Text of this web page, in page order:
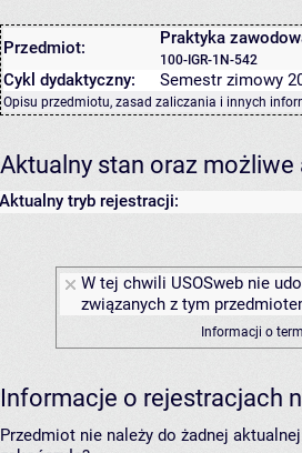
Przedmiot: Praktyka
100-IGR-1N-542
Cykl dydaktyczny: Semestr zimowy
Opisu przedmiotu, zasad zaliczania i innych
Aktualny stan oraz możliwe
Aktualny tryb rejestracji:
W tej chwili USOSweb nie
związanych z tym
Informacji o
Informacje o rejestracjach
Przedmiot nie należy do żadnej